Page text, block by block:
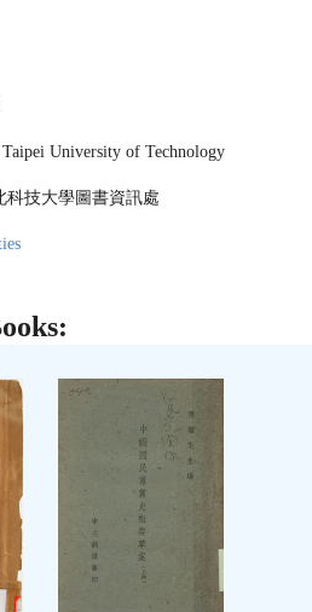
University of Technology
科技大學圖書資訊處